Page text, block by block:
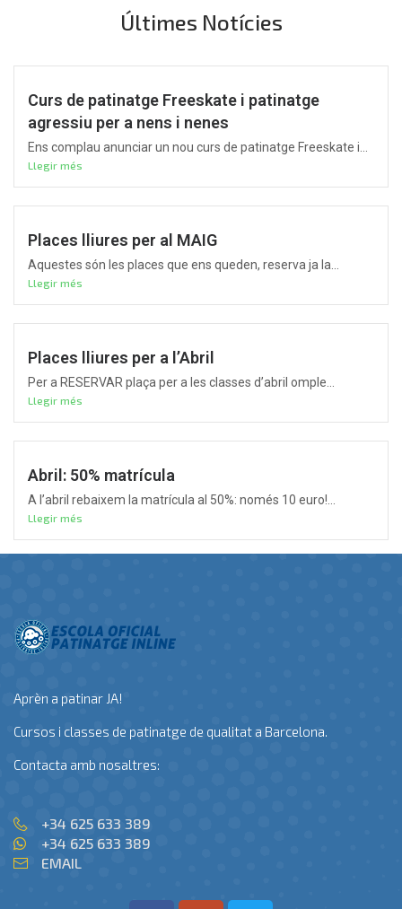
Últimes Notícies
Curs de patinatge Freeskate i patinatge
agressiu per a nens i nenes
Ens complau anunciar un nou curs de patinatge Freeskate i...
Llegir més
Places lliures per al MAIG
Aquestes són les places que ens queden, reserva ja la...
Llegir més
Places lliures per a l’Abril
Per a RESERVAR plaça per a les classes d’abril omple...
Llegir més
Abril: 50% matrícula
A l’abril rebaixem la matrícula al 50%: només 10 euro!...
Llegir més
Aprèn a patinar JA!
Cursos i classes de patinatge de qualitat a Barcelona.
Contacta amb nosaltres:
+34 625 633 389
+34 625 633 389
EMAIL